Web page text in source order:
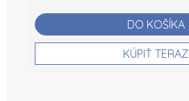
DO KOŠÍKA
KÚPIŤ TERAZ